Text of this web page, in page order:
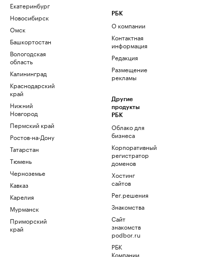
Екатеринбург
Новосибирск
Омск
Башкортостан
Вологодская
область
Калининград
Краснодарский
край
Нижний
Новгород
Пермский край
Ростов-на-Дону
Татарстан
Тюмень
Черноземье
Кавказ
Карелия
Мурманск
Приморский
край
РБК
О компании
Контактная
информация
Редакция
Размещение
рекламы
Другие
продукты
РБК
Облако для
бизнеса
Корпоративный
регистратор
доменов
Хостинг
сайтов
Рег.решения
Знакомства
Сайт
знакомств
podbor.ru
РБК
Компании